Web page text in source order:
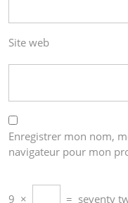
Site web
Enregistrer mon nom,
navigateur pour mon
9 × = seventy